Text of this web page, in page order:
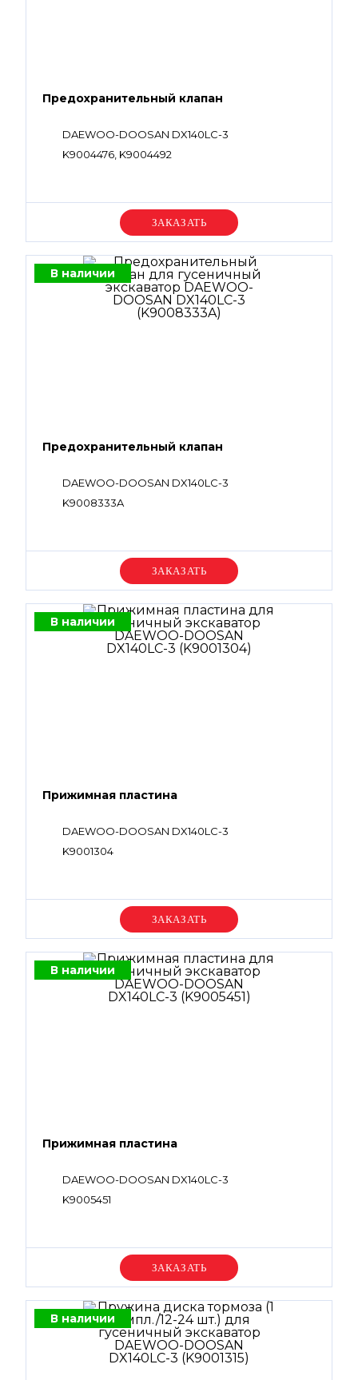
Предохранительный клапан
DAEWOO-DOOSAN DX140LC-3
K9004476, K9004492
Уточняйте цену
В наличии
Предохранительный клапан
DAEWOO-DOOSAN DX140LC-3
K9008333A
Уточняйте цену
В наличии
Прижимная пластина
DAEWOO-DOOSAN DX140LC-3
K9001304
Уточняйте цену
В наличии
Прижимная пластина
DAEWOO-DOOSAN DX140LC-3
K9005451
Уточняйте цену
В наличии